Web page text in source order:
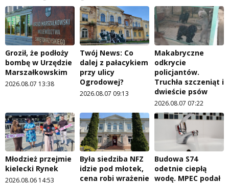
Groził, że podłoży
bombę w Urzędzie
Marszałkowskim
2026.08.07 13:38
Twój News: Co
dalej z pałacykiem
przy ulicy
Ogrodowej?
2026.08.07 09:13
Makabryczne
odkrycie
policjantów.
Truchła szczeniąt i
dwieście psów
2026.08.07 07:22
Młodzież przejmie
kielecki Rynek
2026.08.06 14:53
Była siedziba NFZ
idzie pod młotek,
cena robi wrażenie
Budowa S74
odetnie ciepłą
wodę. MPEC podał